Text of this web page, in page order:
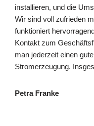
installieren, und die
Wir sind voll zufrieden
funktioniert
Kontakt zum
man jederzeit einen
Stromerzeugung.
Petra Franke